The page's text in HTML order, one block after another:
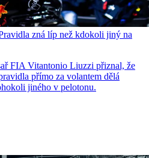
zná líp než kdokoli jiný na
FIA Vitantonio Liuzzi přiznal, že
přímo za volantem dělá
jiného v pelotonu.